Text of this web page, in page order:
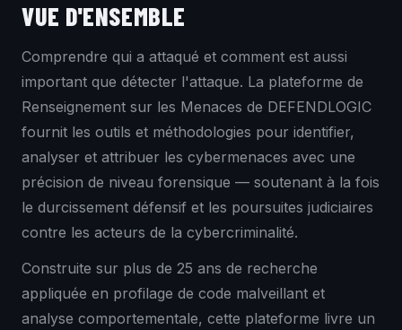
VUE D'ENSEMBLE
Comprendre qui a attaqué et comment est aussi
important que détecter l'attaque. La plateforme de
Renseignement sur les Menaces de DEFENDLOGIC
fournit les outils et méthodologies pour identifier,
analyser et attribuer les cybermenaces avec une
précision de niveau forensique — soutenant à la fois
le durcissement défensif et les poursuites judiciaires
contre les acteurs de la cybercriminalité.
Construite sur plus de 25 ans de recherche
appliquée en profilage de code malveillant et
analyse comportementale, cette plateforme livre un